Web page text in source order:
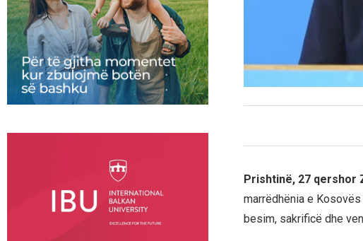
Prishtinë, 27 qershor
marrëdhënia e
besim, sakrificë dhe